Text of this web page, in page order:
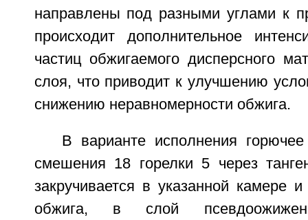
направлены под разными углами к
происходит дополнительное
частиц обжигаемого дисперсного
слоя, что приводит к улучшению
снижению неравномерности обжига.
В варианте исполнения
смешения 18 горелки 5 через
закручивается в указанной камере
обжига, в слой